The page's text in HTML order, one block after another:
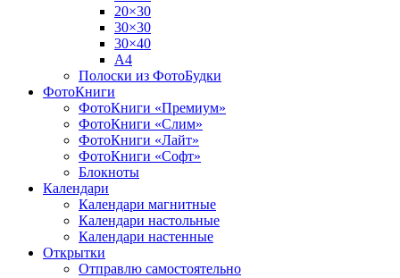
20×30
30×30
30×40
A4
Полоски из ФотоБудки
ФотоКниги
ФотоКниги «Премиум»
ФотоКниги «Слим»
ФотоКниги «Лайт»
ФотоКниги «Софт»
Блокноты
Календари
Календари магнитные
Календари настольные
Календари настенные
Открытки
Отправлю самостоятельно